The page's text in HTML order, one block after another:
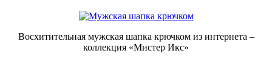
Восхитительная мужская шапка крючком из интернета –
коллекция «Мистер Икс»